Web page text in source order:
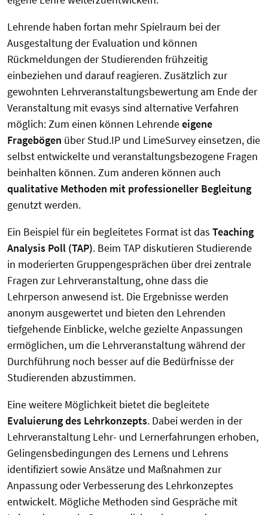
Lehrende haben fortan mehr Spielraum bei der
Ausgestaltung der Evaluation und können
Rückmeldungen der Studierenden frühzeitig
einbeziehen und darauf reagieren. Zusätzlich zur
gewohnten Lehrveranstaltungsbewertung am Ende der
Veranstaltung mit evasys sind alternative Verfahren
möglich: Zum einen können Lehrendeeigene
Fragebögen über Stud.IP und LimeSurvey einsetzen, die
selbst entwickelte und veranstaltungsbezogene Fragen
beinhalten können. Zum anderen können auch
qualitative Methoden mit professioneller Begleitung
genutzt werden.
Ein Beispiel für ein begleitetes Format ist das Teaching
Analysis Poll (TAP). Beim TAP diskutieren Studierende
in moderierten Gruppengesprächen über drei zentrale
Fragen zur Lehrveranstaltung, ohne dass die
Lehrperson anwesend ist. Die Ergebnisse werden
anonym ausgewertet und bieten den Lehrenden
tiefgehende Einblicke, welche gezielte Anpassungen
ermöglichen, um die Lehrveranstaltung während der
Durchführung noch besser auf die Bedürfnisse der
Studierenden abzustimmen.
Eine weitere Möglichkeit bietet die begleitete
Evaluierung des Lehrkonzepts. Dabei werden in der
Lehrveranstaltung Lehr- und Lernerfahrungen erhoben,
Gelingensbedingungen des Lernens und Lehrens
identifiziert sowie Ansätze und Maßnahmen zur
Anpassung oder Verbesserung des Lehrkonzeptes
entwickelt. Mögliche Methoden sind Gespräche mit